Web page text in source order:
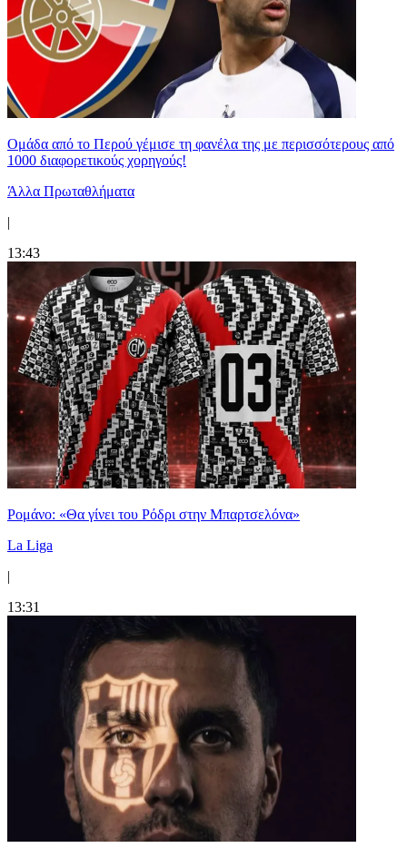
Ομάδα από το Περού γέμισε τη φανέλα της με περισσότερους από
1000 διαφορετικούς χορηγούς!
Άλλα Πρωταθλήματα
|
13:43
Ρομάνο: «Θα γίνει του Ρόδρι στην Μπαρτσελόνα»
La Liga
|
13:31